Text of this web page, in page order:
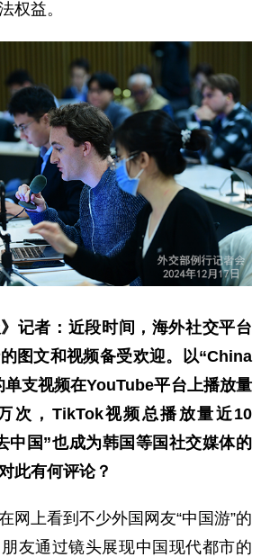
权益。
》记者：近段时间，海外社交平台
的图文和视频备受欢迎。以“China
支视频在YouTube平台上播放量
次，TikTok视频总播放量近10
中国”也成为韩国等国社交媒体的
此有何评论？
网上看到不少外国网友“中国游”的
友通过镜头展现中国现代都市的